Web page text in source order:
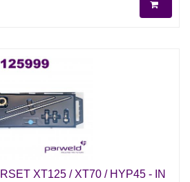
XT125 / XT70 / HYP45 - IN